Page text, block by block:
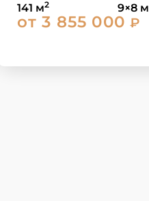
141 м2 9×8 м
от 3 855 000 ₽